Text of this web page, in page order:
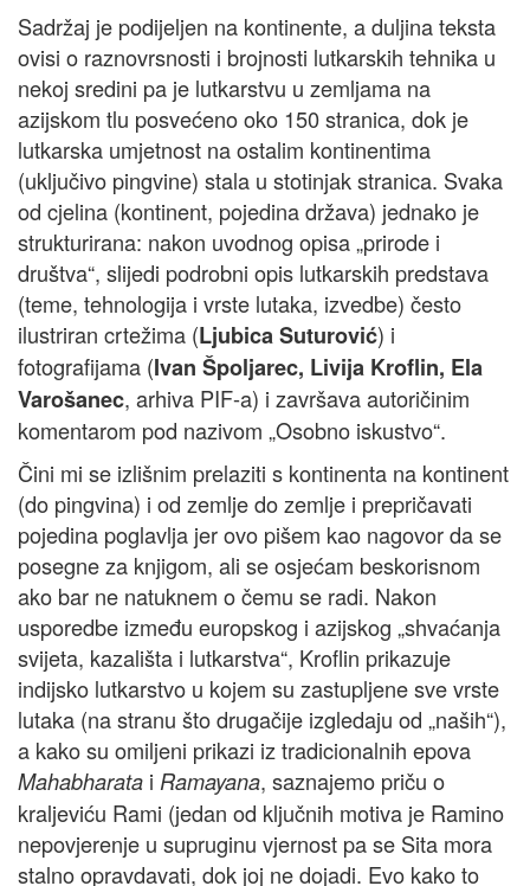
Sadržaj je podijeljen na kontinente, a duljina teksta
ovisi o raznovrsnosti i brojnosti lutkarskih tehnika u
nekoj sredini pa je lutkarstvu u zemljama na
azijskom tlu posvećeno oko 150 stranica, dok je
lutkarska umjetnost na ostalim kontinentima
(uključivo pingvine) stala u stotinjak stranica. Svaka
od cjelina (kontinent, pojedina država) jednako je
strukturirana: nakon uvodnog opisa „prirode i
društva“, slijedi podrobni opis lutkarskih predstava
(teme, tehnologija i vrste lutaka, izvedbe) često
ilustriran crtežima (Ljubica Suturović) i
fotografijama (Ivan Špoljarec, Livija Kroflin, Ela
Varošanec, arhiva PIF-a) i završava autoričinim
komentarom pod nazivom „Osobno iskustvo“.
Čini mi se izlišnim prelaziti s kontinenta na kontinent
(do pingvina) i od zemlje do zemlje i prepričavati
pojedina poglavlja jer ovo pišem kao nagovor da se
posegne za knjigom, ali se osjećam beskorisnom
ako bar ne natuknem o čemu se radi. Nakon
usporedbe između europskog i azijskog „shvaćanja
svijeta, kazališta i lutkarstva“, Kroflin prikazuje
indijsko lutkarstvo u kojem su zastupljene sve vrste
lutaka (na stranu što drugačije izgledaju od „naših“),
a kako su omiljeni prikazi iz tradicionalnih epova
Mahabharata i Ramayana, saznajemo priču o
kraljeviću Rami (jedan od ključnih motiva je Ramino
nepovjerenje u supruginu vjernost pa se Sita mora
stalno opravdavati, dok joj ne dojadi. Evo kako to